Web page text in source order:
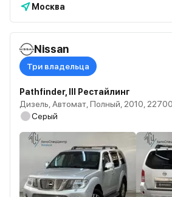
Москва
Nissan
Три владельца
Pathfinder, III Рестайлинг
Дизель, Автомат, Полный, 2010,
Серый